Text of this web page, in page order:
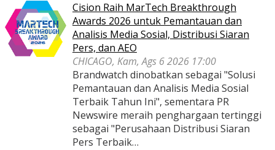
Cision Raih MarTech Breakthrough
Awards 2026 untuk Pemantauan dan
Analisis Media Sosial, Distribusi Siaran
Pers, dan AEO
CHICAGO, Kam, Ags 6 2026 17:00
Brandwatch dinobatkan sebagai "Solusi
Pemantauan dan Analisis Media Sosial
Terbaik Tahun Ini", sementara PR
Newswire meraih penghargaan tertinggi
sebagai "Perusahaan Distribusi Siaran
Pers Terbaik…